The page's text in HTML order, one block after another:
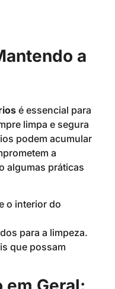
a
é essencial para
limpa e segura
podem acumular
a
algumas práticas
o interior do
para a limpeza.
que possam